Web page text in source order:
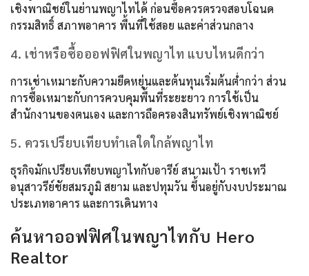
เชิงพาณิชย์ในย่านพญาไทได้ ก่อนซื้อควรตรวจสอบโฉนด
กรรมสิทธิ์ สภาพอาคาร พื้นที่ใช้สอย และค่าส่วนกลาง
4. เช่าหรือซื้อออฟฟิศในพญาไท แบบไหนดีกว่า
การเช่าเหมาะกับความยืดหยุ่นและต้นทุนเริ่มต้นต่ำกว่า ส่วน
การซื้อเหมาะกับการควบคุมพื้นที่ระยะยาว การใช้เป็น
สำนักงานของตนเอง และการถือครองสินทรัพย์เชิงพาณิชย์
5. ควรเปรียบเทียบทำเลใดใกล้พญาไท
ธุรกิจมักเปรียบเทียบพญาไทกับอารีย์ สนามเป้า ราชเทวี
อนุสาวรีย์ชัยสมรภูมิ สยาม และปทุมวัน ขึ้นอยู่กับงบประมาณ
ประเภทอาคาร และการเดินทาง
ค้นหาออฟฟิศในพญาไทกับ Hero
Realtor